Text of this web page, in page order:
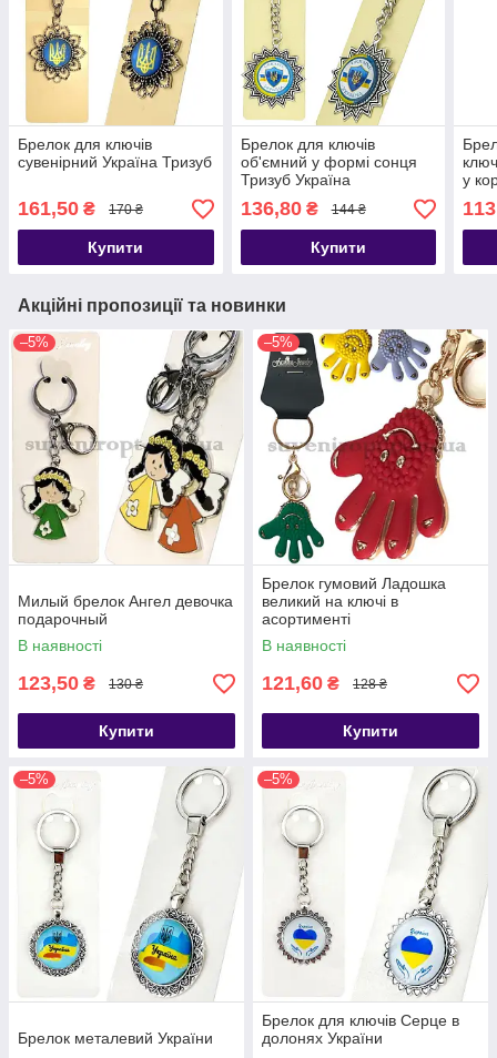
Брелок для ключів
сувенірний Україна Тризуб
161,50 ₴ 170 ₴
Купити
Брелок для ключів
об'ємний у формі сонця
Тризуб Україна
136,80₴ 144 ₴
Купити
у
Акційні пропозиції та новинки
–5%
Милый брелок Ангел девочка
подарочный
В наявності
123,50 ₴ 130 ₴
Купити
–5%
Брелок гумовий Ладошка
великий на ключі в
асортименті
В наявності
121,60 ₴ 128 ₴
Купити
–5%
Брелок металевий України
–5%
Брелок для ключів Серце в
долонях України